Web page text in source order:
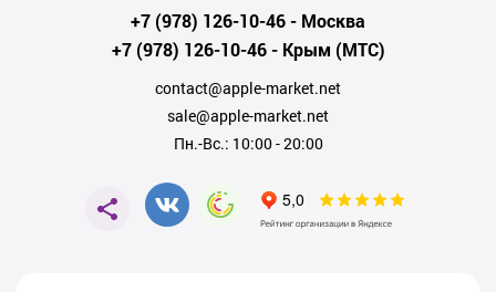
который умеет не только показывать точное время, делиться
погодными данными и отображать уведомления с мобильного
телефона. Данная модель является одной из самых функциональных
индустрии смарт-часов.
Широкий выбор моделей
цветов, материалов и комплектаций. Наш ассортимент обеспечит
выбор идеальных часов для каждого – часы для спортсменов,
+7 (978) 126-10-46- Москва
+7 (978) 126-10-46- Крым (МТС)
contact@apple-market.net
sale@apple-market.net
Пн.-Вс.: 10:00 - 20:00